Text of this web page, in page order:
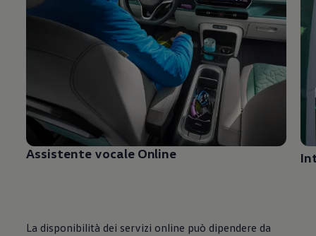
Assistente vocale Online
La disponibilità dei servizi online può dipendere da